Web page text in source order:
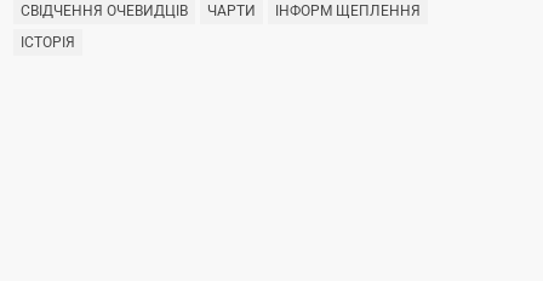
СВІДЧЕННЯ ОЧЕВИДЦІВ
ЧАРТИ
ІНФОРМ ЩЕПЛЕННЯ
ІСТОРІЯ